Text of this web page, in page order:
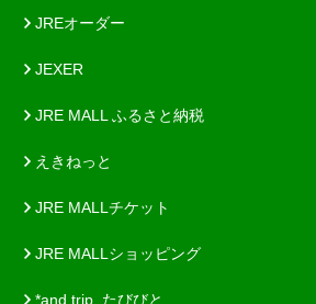
JREオーダー
JEXER
JRE MALL ふるさと納税
えきねっと
JRE MALLチケット
JRE MALLショッピング
*and trip. たびびと